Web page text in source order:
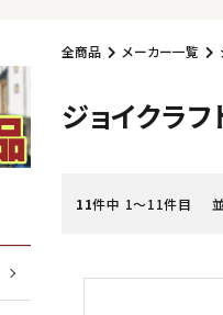
船外機・デ
ゴムボート・
高階救命器
トレルボルグ
全商品 メーカー一覧
ジョイクラ
11件中 1〜11件目